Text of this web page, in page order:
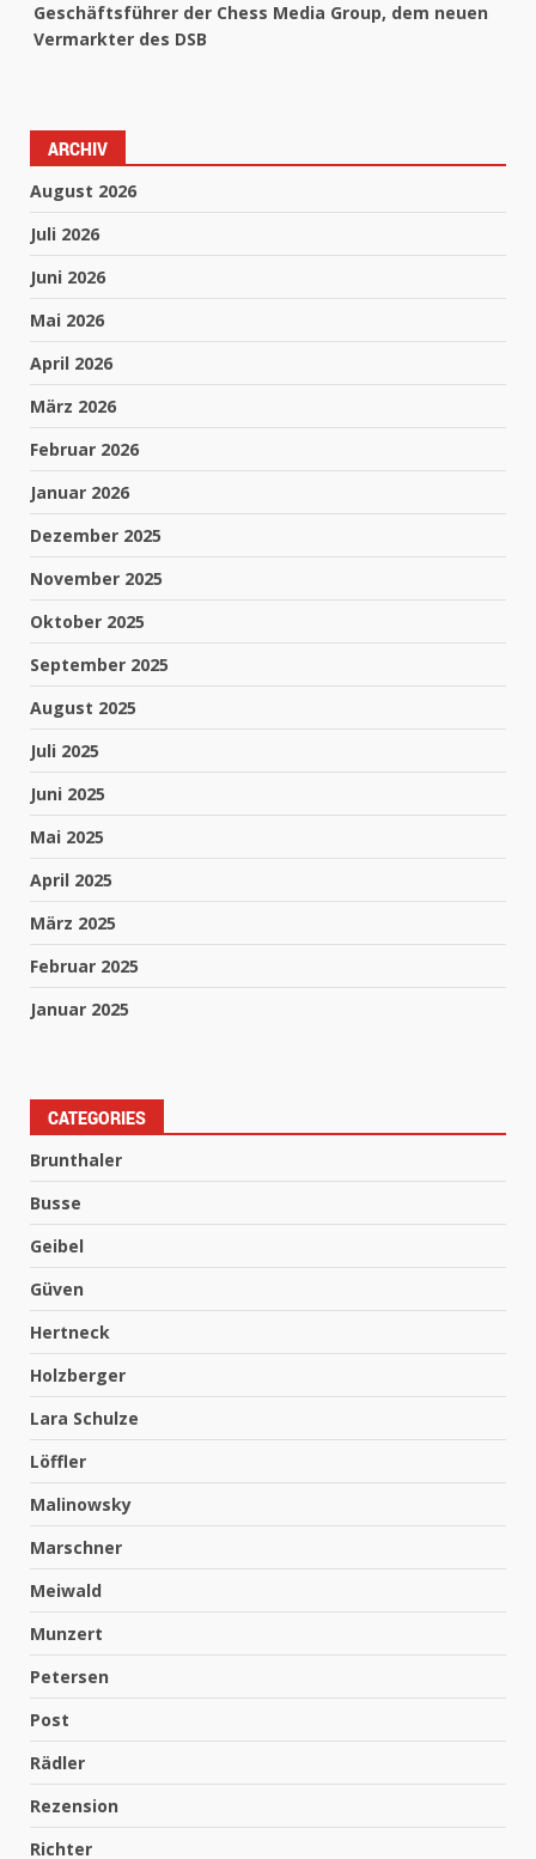
Geschäftsführer der Chess Media Group, dem neuen
Vermarkter des DSB
ARCHIV
August 2026
Juli 2026
Juni 2026
Mai 2026
April 2026
März 2026
Februar 2026
Januar 2026
Dezember 2025
November 2025
Oktober 2025
September 2025
August 2025
Juli 2025
Juni 2025
Mai 2025
April 2025
März 2025
Februar 2025
Januar 2025
CATEGORIES
Brunthaler
Busse
Geibel
Güven
Hertneck
Holzberger
Lara Schulze
Löffler
Malinowsky
Marschner
Meiwald
Munzert
Petersen
Post
Rädler
Rezension
Richter